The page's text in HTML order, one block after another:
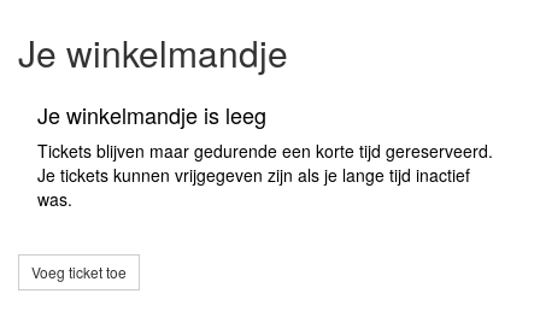
Je winkelmandje
Je winkelmandje is leeg
Tickets blijven maar gedurende een korte tijd gereserveerd.
Je tickets kunnen vrijgegeven zijn als je lange tijd inactief
was.
Voeg ticket toe